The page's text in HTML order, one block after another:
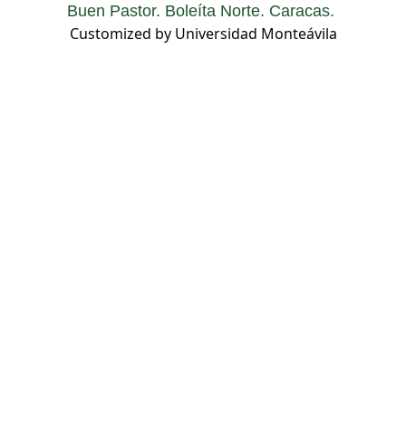
Buen Pastor. Boleíta Norte. Caracas.
Customized by Universidad Monteávila